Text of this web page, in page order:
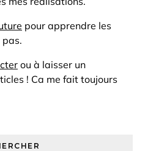
pour apprendre les
ou à laisser un
! Ca me fait toujours